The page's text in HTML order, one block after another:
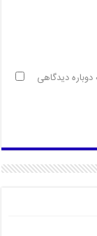
دیدگاهی